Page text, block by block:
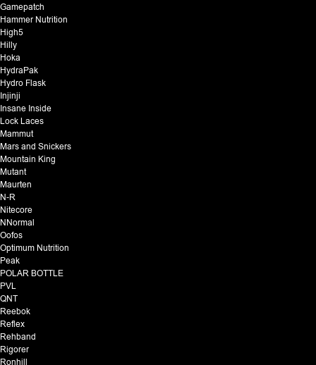
Gamepatch
Hammer Nutrition
High5
Hilly
Hoka
HydraPak
Hydro Flask
Injinji
Insane Inside
Lock Laces
Mammut
Mars and Snickers
Mountain King
Mutant
Maurten
N-R
Nitecore
NNormal
Oofos
Optimum Nutrition
Peak
POLAR BOTTLE
PVL
QNT
Reebok
Reflex
Rehband
Rigorer
Ronhill